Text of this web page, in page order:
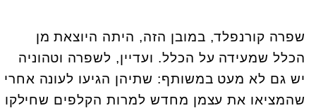
שפרה קורנפלד, במובן הזה, היתה היוצאת מן
הכלל שמעידה על הכלל. ועדיין, לשפרה וטהוניה
יש גם לא מעט במשותף: שתיהן הגיעו לעונה אחרי
שהמציאו את עצמן מחדש למרות הקלפים שחילקו